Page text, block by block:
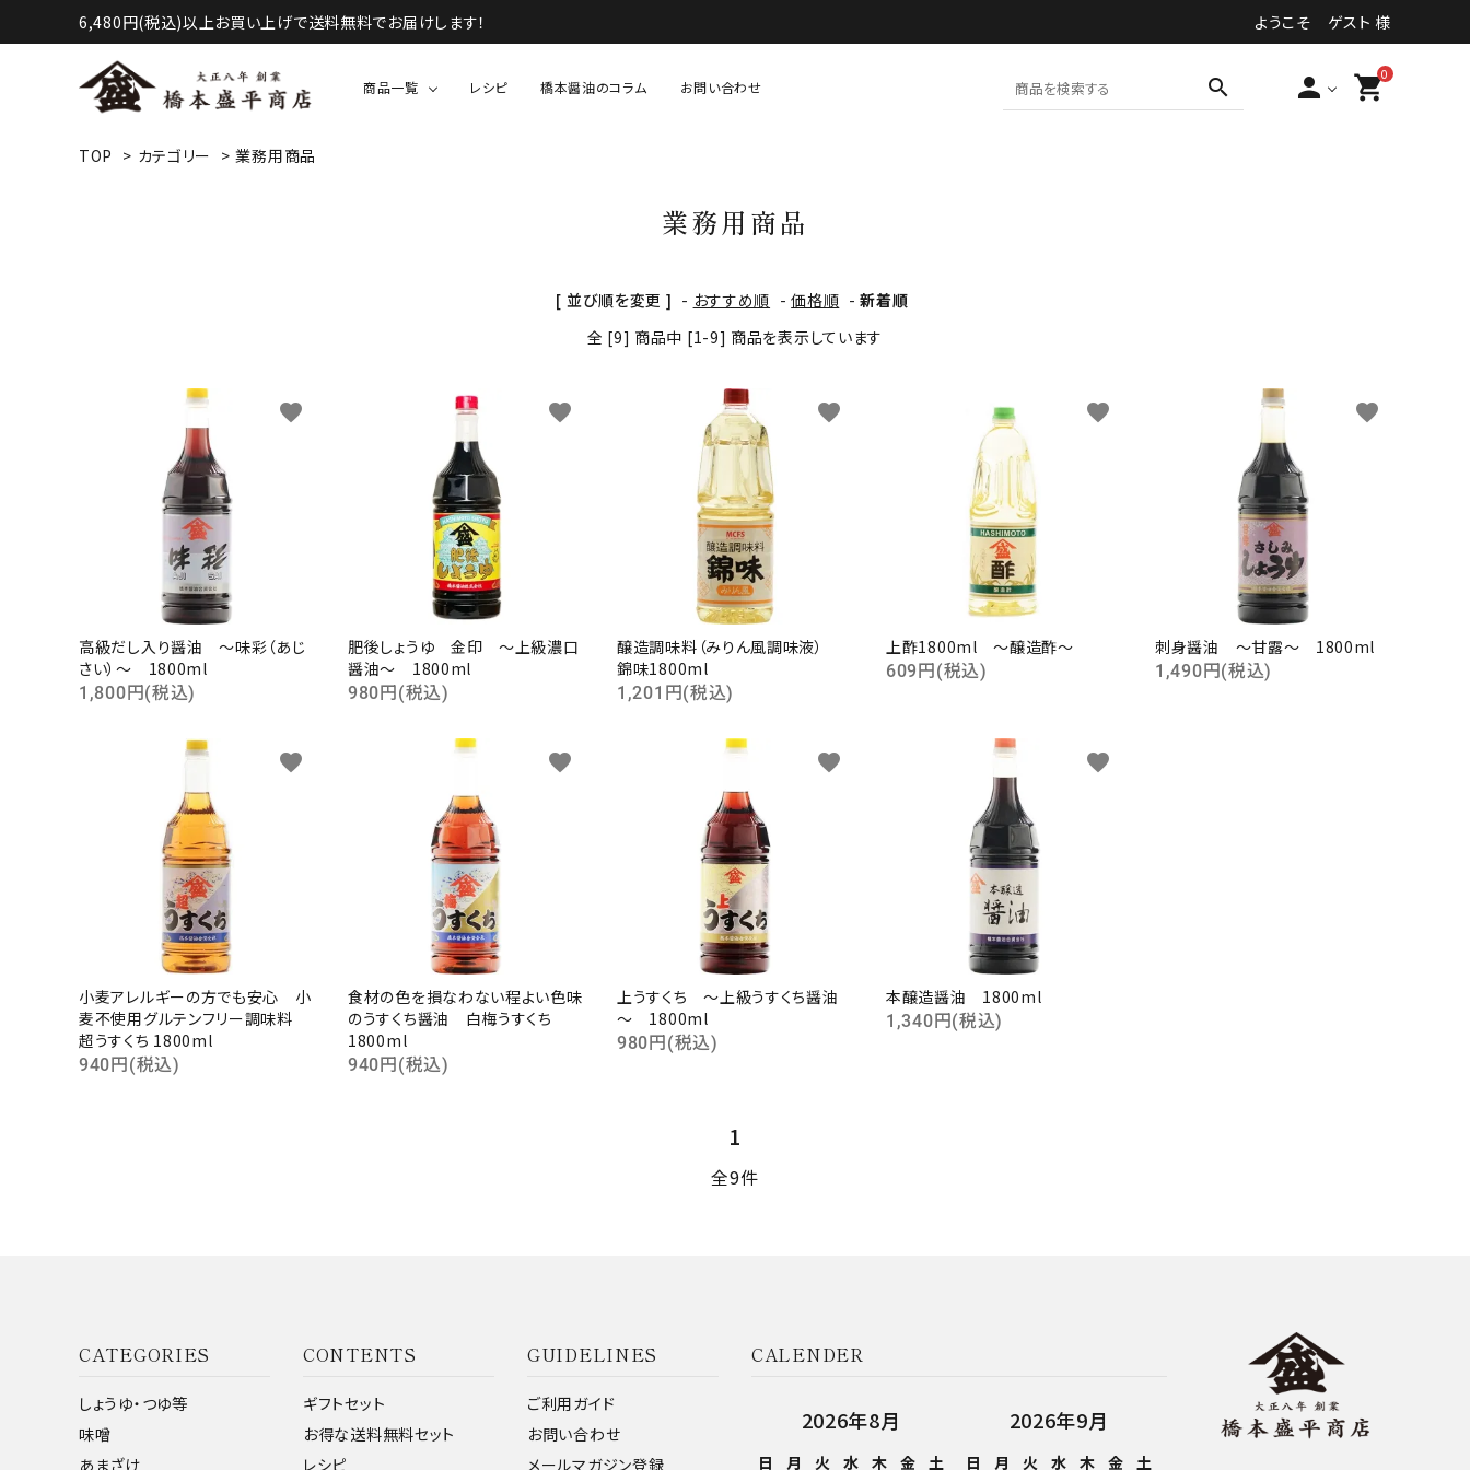
6,480円(税込)以上お買い上げで送料無料でお届けします！ ようこそ ゲスト 様
商品一覧
生鮮・青果・精肉等 贈り物・セット物
レシピ 橋本醤油のコラム お問い合わせ search person 0
shopping_cart
TOP > カテゴリー > 業務用商品
業務用商品
[ 並び順を変更 ] - おすすめ順 -価格順 -新着順
全 [9] 商品中 [1-9] 商品を表示しています
高級だし入り醤油 ～味彩（あじ
さい）～ 1800ml
1,800円(税込)
favorite
肥後しょうゆ 金印 ～上級濃口
醤油～ 1800ml
980円(税込)
favorite
醸造調味料（みりん風調味液）
錦味1800ml
1,201円(税込)
favorite
上酢1800ml ～醸造酢～
609円(税込)
favorite
刺身醤油 ～甘露～ 1800ml
1,490円(税込)
favorite
小麦アレルギーの方でも安心 小
麦不使用グルテンフリー調味料
超うすくち 1800ml
940円(税込)
favorite
食材の色を損なわない程よい色味
のうすくち醤油 白梅うすくち
1800ml
940円(税込)
favorite
上うすくち ～上級うすくち醤油
～ 1800ml
980円(税込)
favorite
本醸造醤油 1800ml
1,340円(税込)
favorite
1
全9件
キーワード
カテゴリー
検索する
CATEGORIES
しょうゆ・つゆ等
味噌
あまざけ
CONTENTS
ギフトセット
お得な送料無料セット
レシピ
GUIDELINES
ご利用ガイド
お問い合わせ
メールマガジン登録
CALENDER
2026年8月
日 月 火 水 木 金 土
2026年9月
日 月 火 水 木 金 土